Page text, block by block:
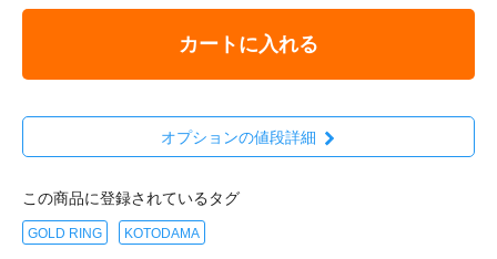
カートに入れる
オプションの値段詳細
この商品に登録されているタグ
GOLD RING KOTODAMA